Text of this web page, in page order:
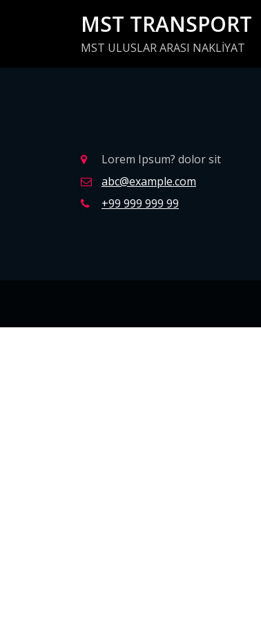
MST TRANSPORT
MST ULUSLAR ARASI NAKLİYAT
Lorem Ipsum? dolor sit
abc@example.com
+99 999 999 99